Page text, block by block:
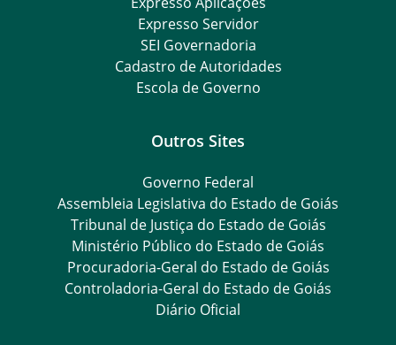
Expresso Servidor
SEI Governadoria
Cadastro de Autoridades
Escola de Governo
Outros Sites
Governo Federal
Assembleia Legislativa do Estado de Goiás
Tribunal de Justiça do Estado de Goiás
Ministério Público do Estado de Goiás
Procuradoria-Geral do Estado de Goiás
Controladoria-Geral do Estado de Goiás
Diário Oficial